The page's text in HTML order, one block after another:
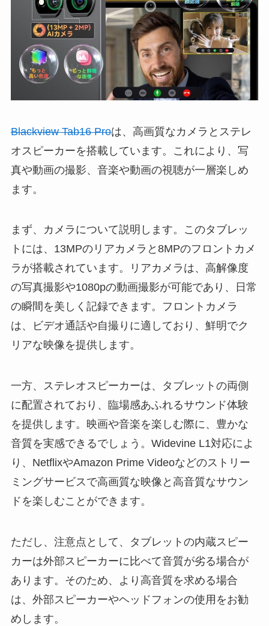
Blackview Tab16 Proは、高画質なカメラとステレ
オスピーカーを搭載しています。これにより、写
真や動画の撮影、音楽や動画の視聴が一層楽しめ
ます。
まず、カメラについて説明します。このタブレッ
トには、13MPのリアカメラと8MPのフロントカメ
ラが搭載されています。リアカメラは、高解像度
の写真撮影や1080pの動画撮影が可能であり、日常
の瞬間を美しく記録できます。フロントカメラ
は、ビデオ通話や自撮りに適しており、鮮明でク
リアな映像を提供します。
一方、ステレオスピーカーは、タブレットの両側
に配置されており、臨場感あふれるサウンド体験
を提供します。映画や音楽を楽しむ際に、豊かな
音質を実感できるでしょう。Widevine L1対応によ
り、NetflixやAmazon Prime Videoなどのストリー
ミングサービスで高画質な映像と高音質なサウン
ドを楽しむことができます。
ただし、注意点として、タブレットの内蔵スピー
カーは外部スピーカーに比べて音質が劣る場合が
あります。そのため、より高音質を求める場合
は、外部スピーカーやヘッドフォンの使用をお勧
めします。